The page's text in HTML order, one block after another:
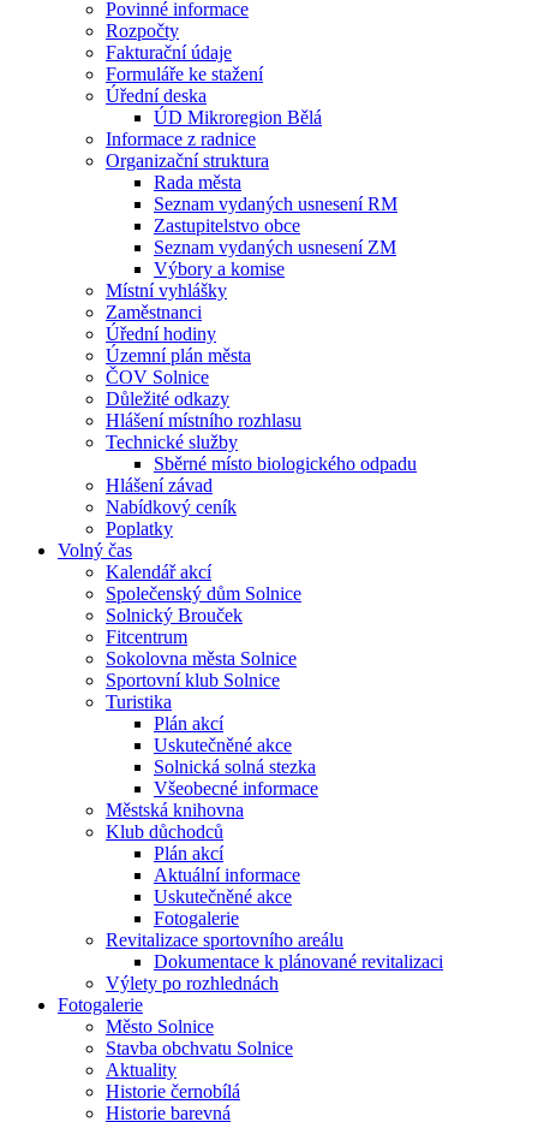
Povinné informace
Rozpočty
Fakturační údaje
Formuláře ke stažení
Úřední deska
ÚD Mikroregion Bělá
Informace z radnice
Organizační struktura
Rada města
Seznam vydaných usnesení RM
Zastupitelstvo obce
Seznam vydaných usnesení ZM
Výbory a komise
Místní vyhlášky
Zaměstnanci
Úřední hodiny
Územní plán města
ČOV Solnice
Důležité odkazy
Hlášení místního rozhlasu
Technické služby
Sběrné místo biologického odpadu
Hlášení závad
Nabídkový ceník
Poplatky
Volný čas
Kalendář akcí
Společenský dům Solnice
Solnický Brouček
Fitcentrum
Sokolovna města Solnice
Sportovní klub Solnice
Turistika
Plán akcí
Uskutečněné akce
Solnická solná stezka
Všeobecné informace
Městská knihovna
Klub důchodců
Plán akcí
Aktuální informace
Uskutečněné akce
Fotogalerie
Revitalizace sportovního areálu
Dokumentace k plánované revitalizaci
Výlety po rozhlednách
Fotogalerie
Město Solnice
Stavba obchvatu Solnice
Aktuality
Historie černobílá
Historie barevná